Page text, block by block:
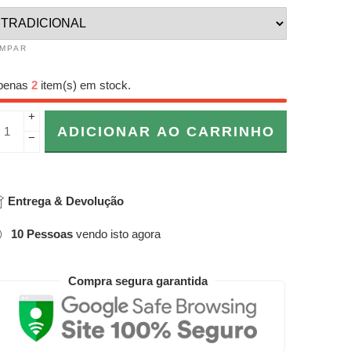
2 item(s) em stock.
+
−
ADICIONAR AO CARRINHO
Entrega & Devolução
10 Pessoas vendo isto agora
Compra segura garantida